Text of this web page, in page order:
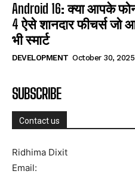
Android 16: क्या आपके
4 ऐसे शानदार फीचर्स
भी स्मार्ट
DEVELOPMENT October 30, 2025
SUBSCRIBE
Contact us
Ridhima Dixit
Email: